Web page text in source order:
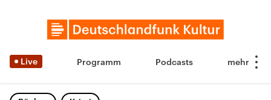
Live Programm Podcasts